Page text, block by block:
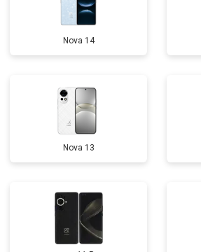
Nova 14
Nova 13